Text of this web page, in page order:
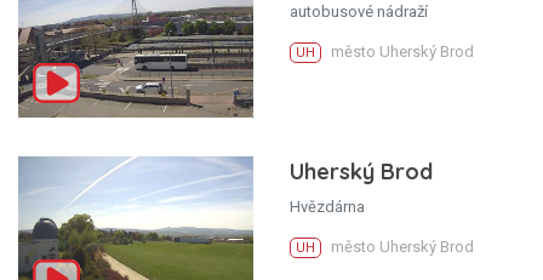
autobusové nádraží
UH město Uherský Brod
Uherský Brod
Hvězdárna
UH město Uherský Brod